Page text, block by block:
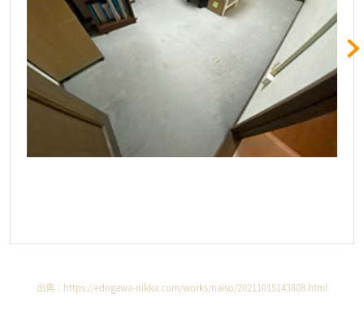
出典： https://edogawa-nikka.com/works/naiso/20211015143808.html